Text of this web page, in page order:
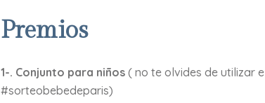
Premios
1-. Conjunto para niños( no te olvides de utilizar
#sorteobebedeparis)